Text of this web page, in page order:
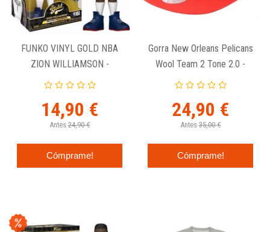
FUNKO VINYL GOLD NBA
ZION WILLIAMSON -
PELICANS (HOME) CHASE
14,90 €
Antes 24,90 €
Cómprame!
Gorra New Orleans Pelicans
Wool Team 2 Tone 2.0 -
Mitchell And Ness.
24,90 €
Antes 35,00 €
Cómprame!